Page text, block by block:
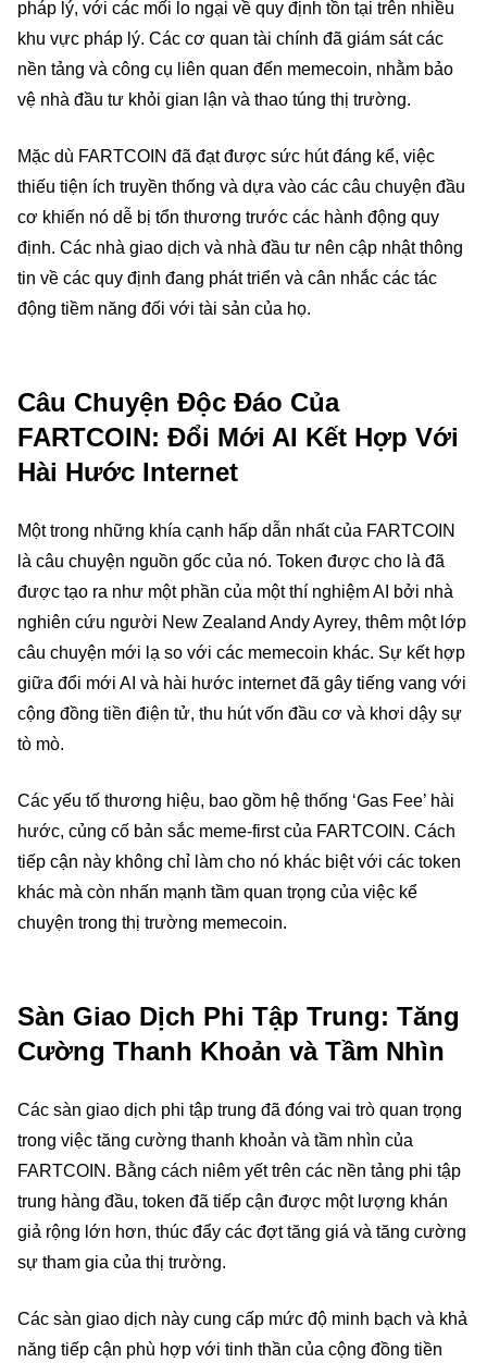
pháp lý, với các mối lo ngại về quy định tồn tại trên nhiều
khu vực pháp lý. Các cơ quan tài chính đã giám sát các
nền tảng và công cụ liên quan đến memecoin, nhằm bảo
vệ nhà đầu tư khỏi gian lận và thao túng thị trường.
Mặc dù FARTCOIN đã đạt được sức hút đáng kể, việc
thiếu tiện ích truyền thống và dựa vào các câu chuyện đầu
cơ khiến nó dễ bị tổn thương trước các hành động quy
định. Các nhà giao dịch và nhà đầu tư nên cập nhật thông
tin về các quy định đang phát triển và cân nhắc các tác
động tiềm năng đối với tài sản của họ.
Câu Chuyện Độc Đáo Của
FARTCOIN: Đổi Mới AI Kết Hợp Với
Hài Hước Internet
Một trong những khía cạnh hấp dẫn nhất của FARTCOIN
là câu chuyện nguồn gốc của nó. Token được cho là đã
được tạo ra như một phần của một thí nghiệm AI bởi nhà
nghiên cứu người New Zealand Andy Ayrey, thêm một lớp
câu chuyện mới lạ so với các memecoin khác. Sự kết hợp
giữa đổi mới AI và hài hước internet đã gây tiếng vang với
cộng đồng tiền điện tử, thu hút vốn đầu cơ và khơi dậy sự
tò mò.
Các yếu tố thương hiệu, bao gồm hệ thống ‘Gas Fee’ hài
hước, củng cố bản sắc meme-first của FARTCOIN. Cách
tiếp cận này không chỉ làm cho nó khác biệt với các token
khác mà còn nhấn mạnh tầm quan trọng của việc kể
chuyện trong thị trường memecoin.
Sàn Giao Dịch Phi Tập Trung: Tăng
Cường Thanh Khoản và Tầm Nhìn
Các sàn giao dịch phi tập trung đã đóng vai trò quan trọng
trong việc tăng cường thanh khoản và tầm nhìn của
FARTCOIN. Bằng cách niêm yết trên các nền tảng phi tập
trung hàng đầu, token đã tiếp cận được một lượng khán
giả rộng lớn hơn, thúc đẩy các đợt tăng giá và tăng cường
sự tham gia của thị trường.
Các sàn giao dịch này cung cấp mức độ minh bạch và khả
năng tiếp cận phù hợp với tinh thần của cộng đồng tiền